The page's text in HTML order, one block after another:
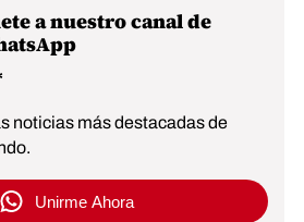
a nuestro canal de
noticias más destacadas de
Unirme Ahora